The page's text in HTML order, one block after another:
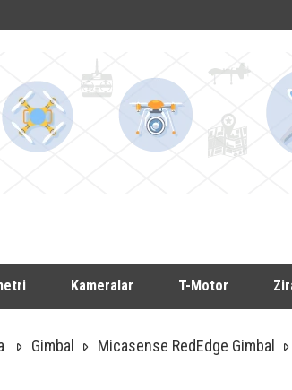
Kameralar T-Motor
Gimbal Micasense RedEdge Gimbal